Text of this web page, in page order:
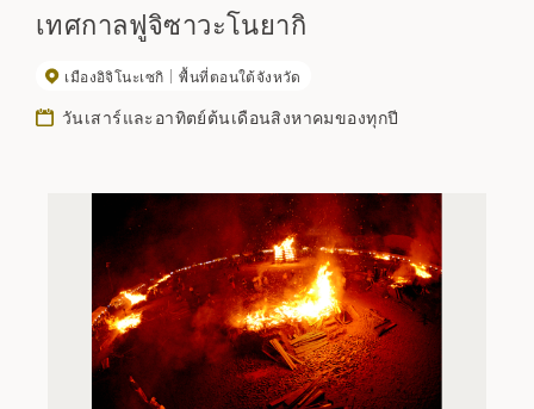
เทศกาลฟูจิซาวะโนยากิ
เมืองอิจิโนะเซกิ พื้นที่ตอนใต้จังหวัด
วันเสาร์และอาทิตย์ต้นเดือนสิงหาคมของทุกปี